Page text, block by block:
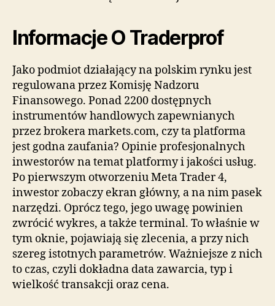
Informacje O Traderprof
Jako podmiot działający na polskim rynku jest
regulowana przez Komisję Nadzoru
Finansowego. Ponad 2200 dostępnych
instrumentów handlowych zapewnianych
przez brokera markets.com, czy ta platforma
jest godna zaufania? Opinie profesjonalnych
inwestorów na temat platformy i jakości usług.
Po pierwszym otworzeniu Meta Trader 4,
inwestor zobaczy ekran główny, a na nim pasek
narzędzi. Oprócz tego, jego uwagę powinien
zwrócić wykres, a także terminal. To właśnie w
tym oknie, pojawiają się zlecenia, a przy nich
szereg istotnych parametrów. Ważniejsze z nich
to czas, czyli dokładna data zawarcia, typ i
wielkość transakcji oraz cena.